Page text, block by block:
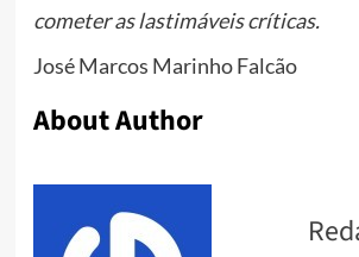
cometer as lastimáveis críticas.
José Marcos Marinho Falcão
About Author